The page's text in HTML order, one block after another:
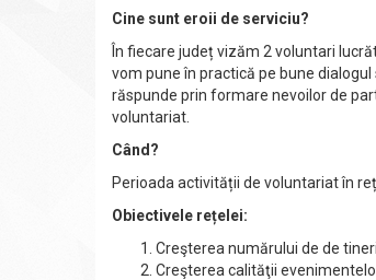
Cine sunt eroii de serviciu?
În fiecare județ vizăm 2 voluntari
vom pune în practică pe bune
răspunde prin formare nevoilor de
voluntariat.
Când?
Perioada activității de voluntariat în
Obiectivele rețelei:
Creşterea numărului de de
Creşterea calităţii